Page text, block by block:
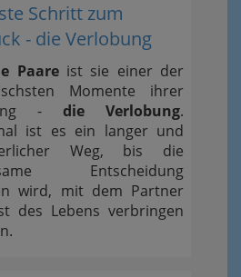
Schritt zum
- die Verlobung
Paareist sie einer der
Momente ihrer
- die Verlobung.
ist es ein langer und
Weg, bis die
Entscheidung
wird, mit dem Partner
des Lebens verbringen